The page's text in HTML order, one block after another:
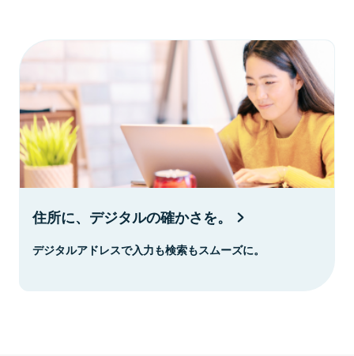
住所に、デジタルの確かさを。
デジタルアドレスで入力も検索もスムーズに。